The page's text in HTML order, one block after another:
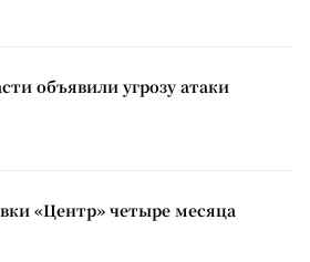
объявили угрозу атаки
«Центр» четыре месяца